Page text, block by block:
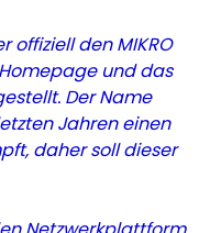
offiziell den MIKRO
Homepage und das
Der Name
Jahren einen
daher soll dieser